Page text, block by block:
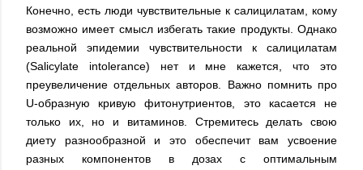
Конечно, есть люди чувствительные к салицилатам, кому
возможно имеет смысл избегать такие продукты. Однако
реальной эпидемии чувствительности к салицилатам
(Salicylate intolerance) нет и мне кажется, что это
преувеличение отдельных авторов. Важно помнить про
U-образную кривую фитонутриентов, это касается не
только их, но и витаминов. Стремитесь делать свою
диету разнообразной и это обеспечит вам усвоение
разных компонентов в дозах с оптимальным